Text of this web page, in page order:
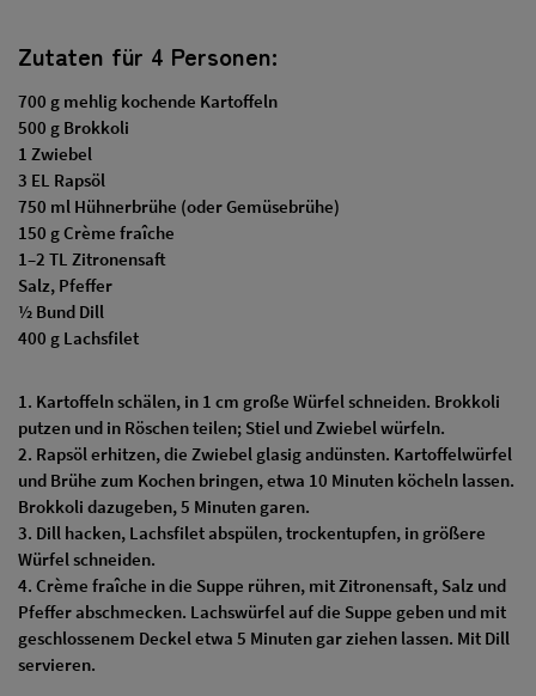
Zutaten für 4 Personen:
700 g mehlig kochende Kartoffeln
500 g Brokkoli
1 Zwiebel
3 EL Rapsöl
750 ml Hühnerbrühe (oder Gemüsebrühe)
150 g Crème fraîche
1–2 TL Zitronensaft
Salz, Pfeffer
½ Bund Dill
400 g Lachsfilet
1. Kartoffeln schälen, in 1 cm große Würfel schneiden. Brokkoli
putzen und in Röschen teilen; Stiel und Zwiebel würfeln.
2. Rapsöl erhitzen, die Zwiebel glasig andünsten. Kartoffelwürfel
und Brühe zum Kochen bringen, etwa 10 Minuten köcheln lassen.
Brokkoli dazugeben, 5 Minuten garen.
3. Dill hacken, Lachsfilet abspülen, trockentupfen, in größere
Würfel schneiden.
4. Crème fraîche in die Suppe rühren, mit Zitronensaft, Salz und
Pfeffer abschmecken. Lachswürfel auf die Suppe geben und mit
geschlossenem Deckel etwa 5 Minuten gar ziehen lassen. Mit Dill
servieren.